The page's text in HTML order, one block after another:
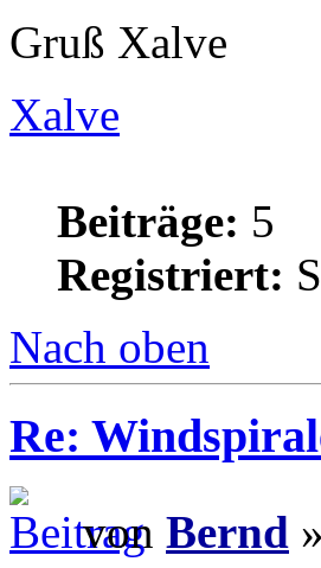
Gruß Xalve
Xalve
Beiträge: 5
Registriert:
Nach oben
Re:
von Bernd